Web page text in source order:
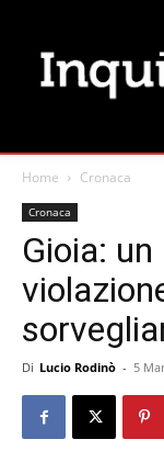
Home Cronaca
Cronaca
Gioia:
Di Lucio Rodinò - 5